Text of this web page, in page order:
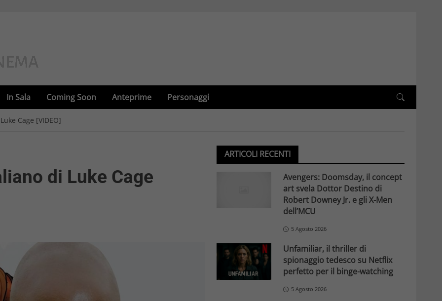
In Sala Coming Soon Anteprime Personaggi
Cage [VIDEO]
di Luke Cage
ARTICOLI RECENTI
Avengers: Doomsday, il concept
art svela Dottor Destino di
Robert Downey Jr. e gli X-Men
dell’MCU
5 Agosto 2026
Unfamiliar, il thriller di
spionaggio tedesco su Netflix
perfetto per il binge-watching
5 Agosto 2026